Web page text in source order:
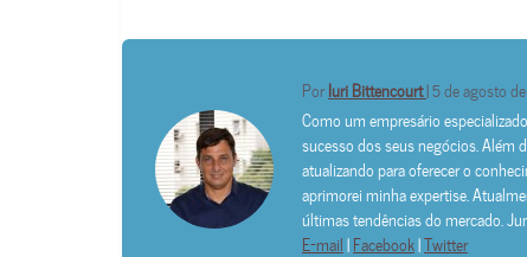
PorIuri Bittencourt| 5 de agosto
Como um empresário
sucesso dos seus negócios. Além
atualizando para oferecer o
aprimorei minha expertise.
últimas tendências do mercado.
E-mail|Facebook|Twitter